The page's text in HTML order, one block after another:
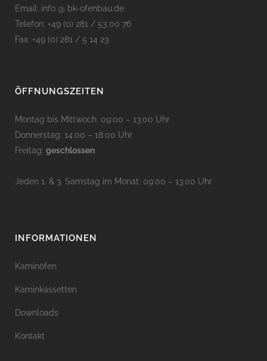
Email: info @ bk-ofenbau.de
Telefon: +49 (0) 281 / 53 00 76
Fax: +49 (0) 281 / 5 14 23
ÖFFNUNGSZEITEN
Montag bis Mittwoch: 09:00 – 13:00 Uhr
Donnerstag: 14:00 – 18:00 Uhr
Freitag: geschlossen
Jeden 1. & 3. Samstag im Monat: 09:00 – 13:00 Uhr
INFORMATIONEN
Kaminöfen
Kaminkassetten
Downloads
Kontakt